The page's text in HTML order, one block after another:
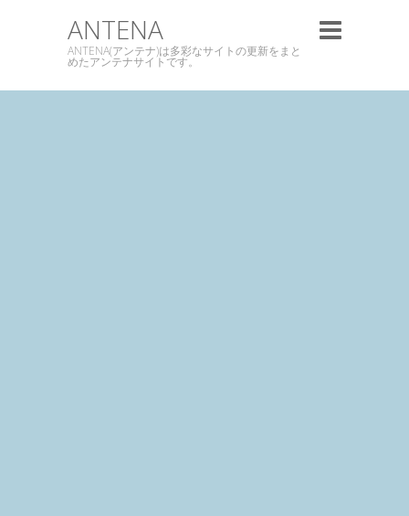
ANTENA
ANTENA(アンテナ)は多彩なサイトの更新をまと
めたアンテナサイトです。